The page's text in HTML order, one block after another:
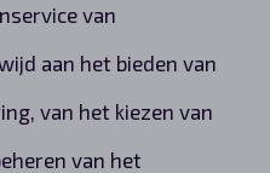
van
aan het bieden van
van het kiezen van
van het